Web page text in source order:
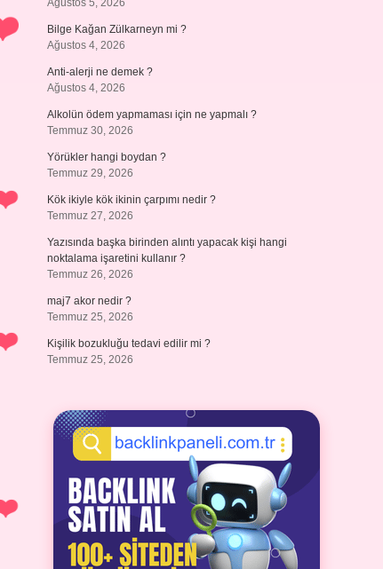
Ağustos 5, 2026
Bilge Kağan Zülkarneyn mi ?
Ağustos 4, 2026
Anti-alerji ne demek ?
Ağustos 4, 2026
Alkolün ödem yapmaması için ne yapmalı ?
Temmuz 30, 2026
Yörükler hangi boydan ?
Temmuz 29, 2026
Kök ikiyle kök ikinin çarpımı nedir ?
Temmuz 27, 2026
Yazısında başka birinden alıntı yapacak kişi hangi
noktalama işaretini kullanır ?
Temmuz 26, 2026
maj7 akor nedir ?
Temmuz 25, 2026
Kişilik bozukluğu tedavi edilir mi ?
Temmuz 25, 2026